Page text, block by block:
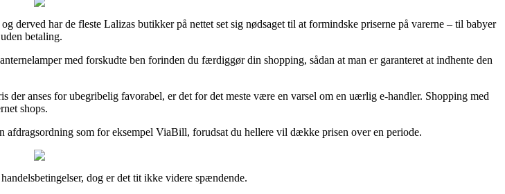
har de fleste Lalizas butikker på nettet set sig nødsaget til at formindske priserne på varerne – til babyer
betaling.
med forskudte ben forinden du færdiggør din shopping, sådan at man er garanteret at indhente den
anses for ubegribelig favorabel, er det for det meste være en varsel om en uærlig e-handler. Shopping med
shops.
som for eksempel ViaBill, forudsat du hellere vil dække prisen over en periode.
dog er det tit ikke videre spændende.